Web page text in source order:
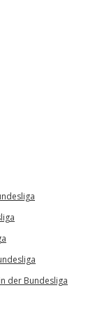
der Bundesliga